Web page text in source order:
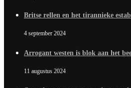
Britse rellen en het tirannieke
4 september 2024
Arrogant westen is blok aan het
11 augustus 2024